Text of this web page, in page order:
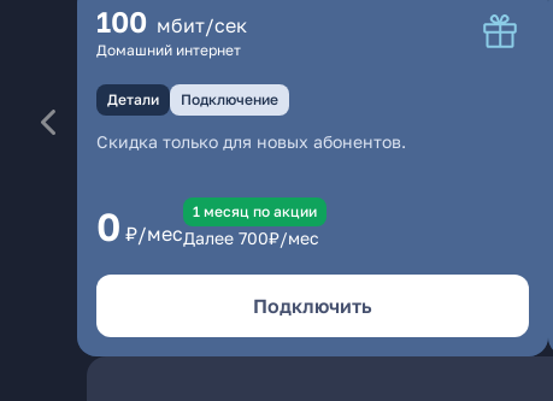
100 мбит/сек
Домашний интернет
Детали Подключение
Скидка только для новых абонентов.
0 ₽/мес
1 месяц по акции
Далее 700₽/мес
Подключить